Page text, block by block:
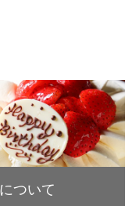
ついて